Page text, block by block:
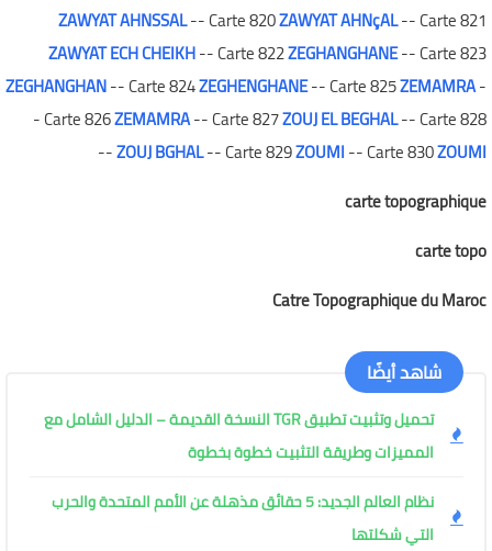
ZAWYAT AHNSSAL-- Carte 820ZAWYAT AHNçAL-- Carte 821
ZAWYAT ECH CHEIKH-- Carte 822ZEGHANGHANE-- Carte 823
ZEGHANGHAN-- Carte 824ZEGHENGHANE-- Carte 825ZEMAMRA-
- Carte 826ZEMAMRA-- Carte 827ZOUJ EL BEGHAL-- Carte 828
ZOUJ BGHAL-- Carte 829ZOUMI-- Carte 830ZOUMI
--
carte topographique
carte topo
Catre Topographique du Maroc
شاهد أيضًا
تحميل وتثبيت تطبيق TGR النسخة القديمة – الدليل الشامل مع
المميزات وطريقة التثبيت خطوة بخطوة
نظام العالم الجديد: 5 حقائق مذهلة عن الأمم المتحدة والحرب
التي شكلتها